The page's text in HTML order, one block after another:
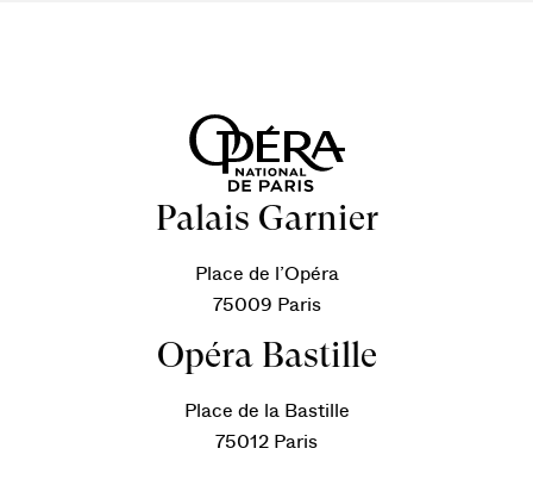
Palais Garnier
Place de l’Opéra
75009 Paris
Opéra Bastille
Place de la Bastille
75012 Paris